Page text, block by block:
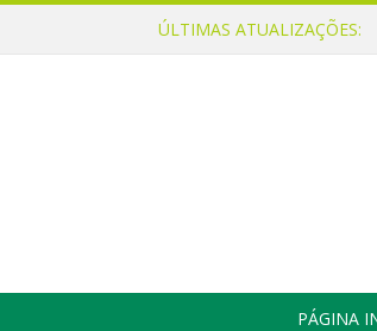
ÚLTIMAS ATUALIZAÇÕES:
PÁGINA